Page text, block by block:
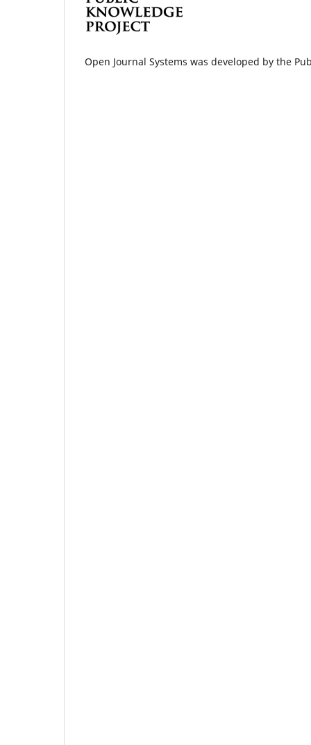
Open Journal Systems was developed by the